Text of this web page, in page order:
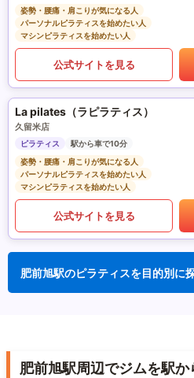
姿勢・腰痛・肩こりが気になる人
パーソナルピラティスを始めたい人
マシンピラティスを始めたい人
公式サイトを見る
La pilates（ラピラティス）
久留米店
ピラティス
駅から車で10分
姿勢・腰痛・肩こりが気になる人
パーソナルピラティスを始めたい人
マシンピラティスを始めたい人
公式サイトを見る
肥前旭駅のピラティスを目的別に
肥前旭駅周辺でジムを駅か